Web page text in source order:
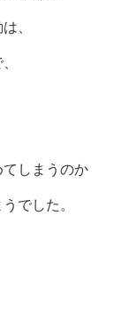
、
しまうのか
でした。